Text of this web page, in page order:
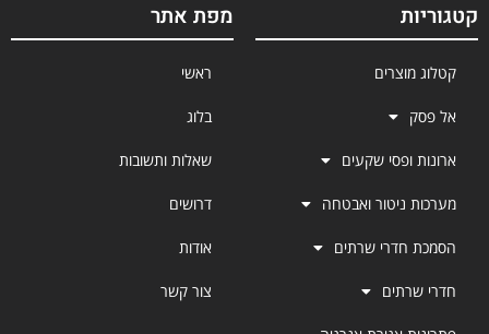
קטגוריות
קטלוג מוצרים
אל פסק
ארונות ופסי שקעים
מערכות ניטור ואבטחה
הסמכת חדרי שרתים
חדרי שרתים
מפת אתר
ראשי
בלוג
שאלות ותשובות
דרושים
אודות
צור קשר